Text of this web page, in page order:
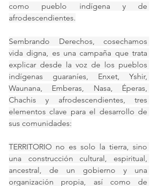
como pueblo indígena y de
afrodescendientes.
Sembrando Derechos, cosechamos
vida digna, es una campaña que trata
explicar desde la voz de los pueblos
indígenas guaraníes, Enxet, Yshir,
Waunana, Emberas, Nasa, Éperas,
Chachis y afrodescendientes, tres
elementos clave para el desarrollo de
sus comunidades:
TERRITORIO no es solo la tierra, sino
una construcción cultural, espiritual,
ancestral, de un gobierno y una
organización propia, así como de